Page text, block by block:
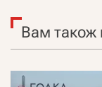
Вам також